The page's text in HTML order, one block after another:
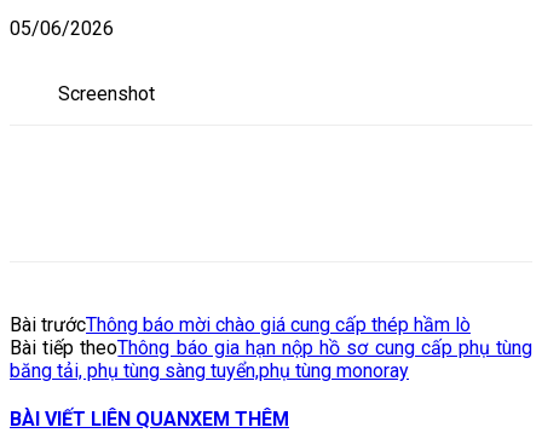
05/06/2026
Screenshot
Bài trướcThông báo mời chào giá cung cấp thép hầm lò
Bài tiếp theoThông báo gia hạn nộp hồ sơ cung cấp phụ tùng
băng tải, phụ tùng sàng tuyển,phụ tùng monoray
BÀI VIẾT LIÊN QUANXEM THÊM